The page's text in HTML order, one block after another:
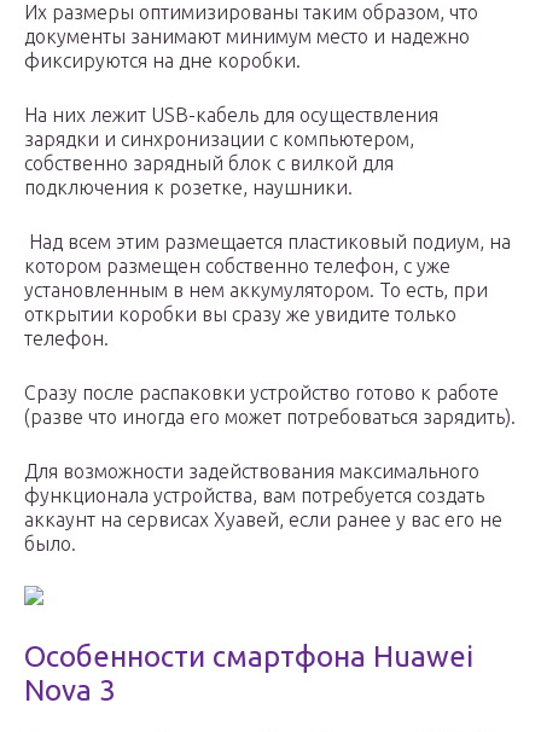
Их размеры оптимизированы таким образом, что
документы занимают минимум место и надежно
фиксируются на дне коробки.
На них лежит USB-кабель для осуществления
зарядки и синхронизации с компьютером,
собственно зарядный блок с вилкой для
подключения к розетке, наушники.
Над всем этим размещается пластиковый подиум, на
котором размещен собственно телефон, с уже
установленным в нем аккумулятором. То есть, при
открытии коробки вы сразу же увидите только
телефон.
Сразу после распаковки устройство готово к работе
(разве что иногда его может потребоваться зарядить).
Для возможности задействования максимального
функционала устройства, вам потребуется создать
аккаунт на сервисах Хуавей, если ранее у вас его не
было.
Особенности смартфона Huawei
Nova 3